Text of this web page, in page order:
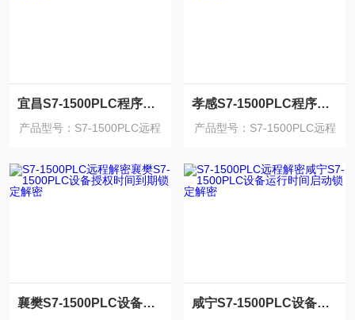
宜昌S7-1500PLC程序密码破解/解出在付费
产品型号：S7-1500PLC远程
孝感S7-1500PLC程序不启动/设备停机锁解密
产品型号：S7-1500PLC远程
襄樊S7-1500PLC设备授权时间到期锁定解密 咸宁S7-1500PLC设备运行时间启动锁定解密